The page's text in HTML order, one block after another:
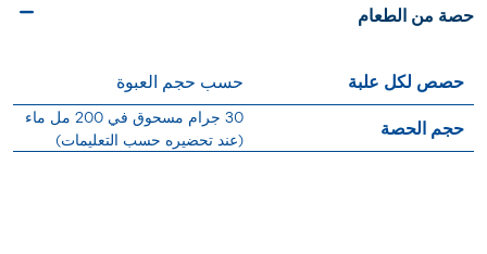
حصة من الطعام
حصص لكل علبة حسب حجم العبوة
حجم الحصة
30 جرام مسحوق في 200 مل ماء
(عند تحضيره حسب التعليمات)